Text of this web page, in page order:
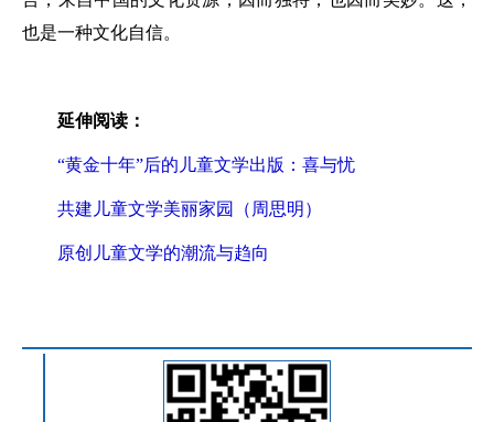
也是一种文化自信。
延伸阅读：
“黄金十年”后的儿童文学出版：喜与忧
共建儿童文学美丽家园（周思明）
原创儿童文学的潮流与趋向